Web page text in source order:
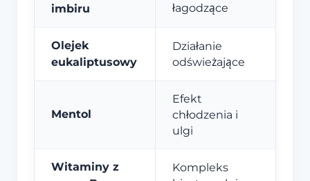
imbiru
łagodzące
Olejek
eukaliptusowy
Działanie
odświeżające
Mentol
Efekt
chłodzenia i
ulgi
Witaminy z
Kompleks